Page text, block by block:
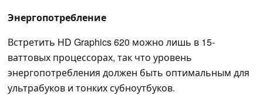
Энергопотребление
Встретить HD Graphics 620 можно лишь в 15-
ваттовых процессорах, так что уровень
энергопотребления должен быть оптимальным для
ультрабуков и тонких субноутбуков.